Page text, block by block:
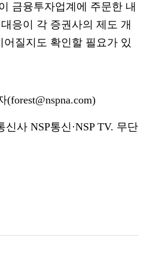
금융투자업계에 주문한 내
응이 각 증권사의 제도 개
질지도 확인할 필요가 있
사 NSP통신·NSP TV. 무단